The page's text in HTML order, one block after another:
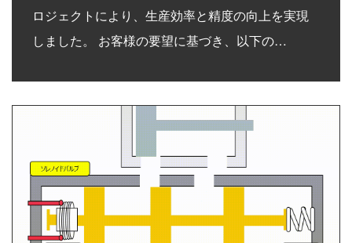
ロジェクトにより、生産効率と精度の向上を実現
しました。 お客様の要望に基づき、以下の…